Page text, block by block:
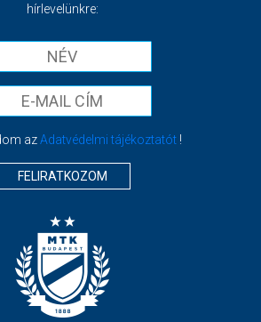
hírlevelünkre:
azAdatvédelmi tájékoztatót!
FELIRATKOZOM